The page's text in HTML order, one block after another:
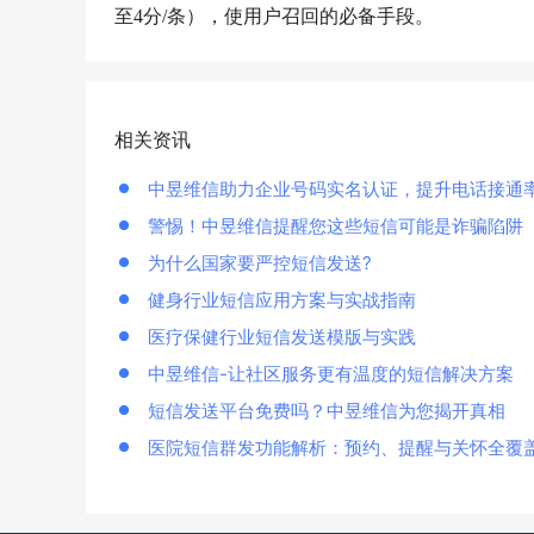
至4分/条），使用户召回的必备手段。
相关资讯
中昱维信助力企业号码实名认证，提升电话接通
警惕！中昱维信提醒您这些短信可能是诈骗陷阱
为什么国家要严控短信发送?
健身行业短信应用方案与实战指南
医疗保健行业短信发送模版与实践
中昱维信-让社区服务更有温度的短信解决方案
短信发送平台免费吗？中昱维信为您揭开真相
医院短信群发功能解析：预约、提醒与关怀全覆